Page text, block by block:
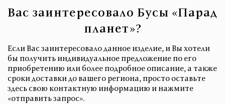
Вас заинтересовало Бусы «Парад
планет»?
Если Вас заинтересовало данное изделие, и Вы хотели
бы получить индивидуальное предложение по его
приобретению или более подробное описание, а также
сроки доставки до вашего региона, просто оставьте
здесь свою контактную информацию и нажмите
«отправить запрос».